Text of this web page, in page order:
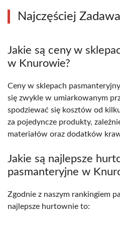
Najczęściej
Jakie są ceny w
w Knurowie?
Ceny w sklepach
się zwykle w umiarkowanym
spodziewać się kosztów od
za pojedyncze produkty,
materiałów oraz dodatków
Jakie są najlepsze
pasmanteryjne w
Zgodnie z naszym rankingiem
najlepsze hurtownie to: